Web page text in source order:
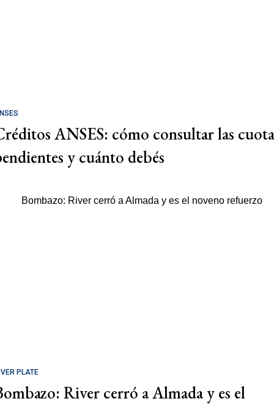
ANSES: cómo consultar las
y cuánto debés
PLATE
River cerró a Almada y es el